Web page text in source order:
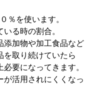
％を使います。
る時の割合。
添加物や加工食品など
を取り続けていたら
要になってきます。
が活用されにくくなっ